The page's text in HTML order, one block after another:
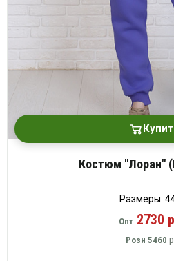
Костюм "Лоран"
Размеры:
Опт2730
Розн 5460